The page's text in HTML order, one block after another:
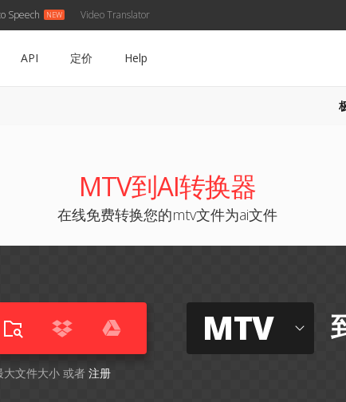
Speech Video Translator
API 定价 Help
MTV到AI转换器
在线免费转换您的mtv文件为ai文件
大文件大小 或者 注册
MTV